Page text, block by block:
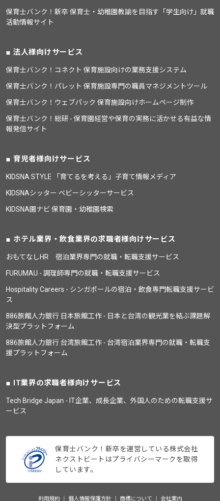
保育士バンク！新卒 保育士・幼稚園教諭を目指す「学生向け」就職
活動情報サイト
法人様向けサービス
保育士バンク！コネクト 保育施設向けの業務支援システム
保育士バンク！パレット 保育施設専門の職員マネジメントツール
保育士バンク！ウェブパック 保育施設向けホームページ制作
保育士バンク！総研 - 保育園経営や保育の実務に活かせる有益な情
報発信サイト
育児者様向けサービス
KIDSNA STYLE 「育てるを考える」子育て情報メディア
KIDSNAシッター ベビーシッターサービス
KIDSNA園ナビ 保育園・幼稚園検索
ホテル業界・飲食業界の求職者様向けサービス
おもてなしHR 宿泊業界専門の就職・転職支援サービス
FURUMAU - 調理師専門の就職・転職支援サービス
Hospitality Careers - シンガポールの宿泊・飲食専門転職支援サービ
ス
886旅館人力銀行 日本旅館工作 - 日本と台湾の観光業を結ぶ課題解
決型プラットフォーム
886旅館人力銀行 台湾旅館工作 - 台湾宿泊業界専門の就職・転職支
援プラットフォーム
IT業界の求職者様向けサービス
Tech Bridge Japan - IT企業、成長企業、外国人のための転職支援サ
ービス
保育士バンク！新卒を運営している株式会社
ネクストビートはプライバシーマークを取得
しています。
利用規約 個人情報保護方針 商標について 会社案内